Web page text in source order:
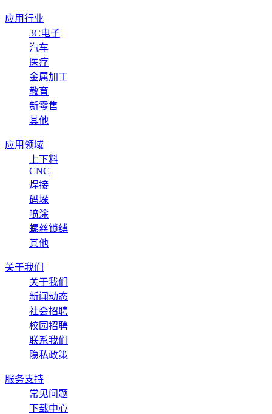
应用行业
3C电子
汽车
医疗
金属加工
教育
新零售
其他
应用领域
上下料
CNC
焊接
码垛
喷涂
螺丝锁缚
其他
关于我们
关于我们
新闻动态
社会招聘
校园招聘
联系我们
隐私政策
服务支持
常见问题
下载中心